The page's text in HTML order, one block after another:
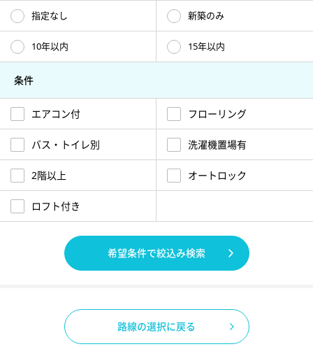
指定なし 新築のみ
10年以内 15年以内
条件
エアコン付 フローリング
バス・トイレ別 洗濯機置場有
2階以上 オートロック
ロフト付き
希望条件で絞込み検索
路線の選択に戻る